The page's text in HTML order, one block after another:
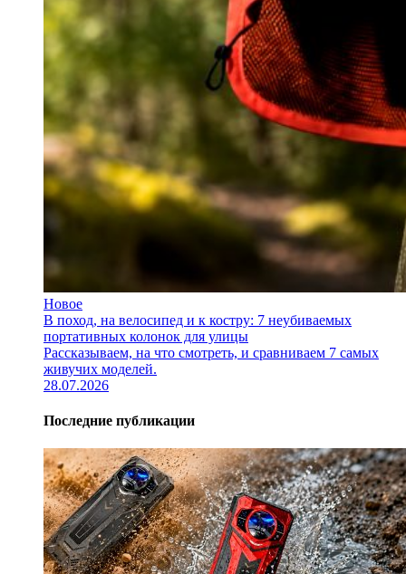
Новое
В поход, на велосипед и к костру: 7 неубиваемых
портативных колонок для улицы
Рассказываем, на что смотреть, и сравниваем 7 самых
живучих моделей.
28.07.2026
Последние публикации